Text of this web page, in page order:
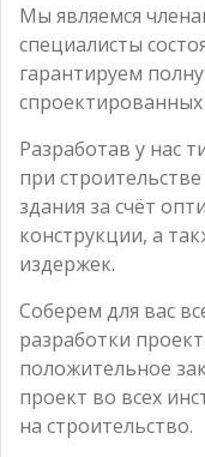
Мы являемся
специалисты
гарантируем
Разработав у нас
при
здания за счёт
конструкции, а
издержек.
Соберем для вас
разработки
положительное
проект во всех
на строительство.